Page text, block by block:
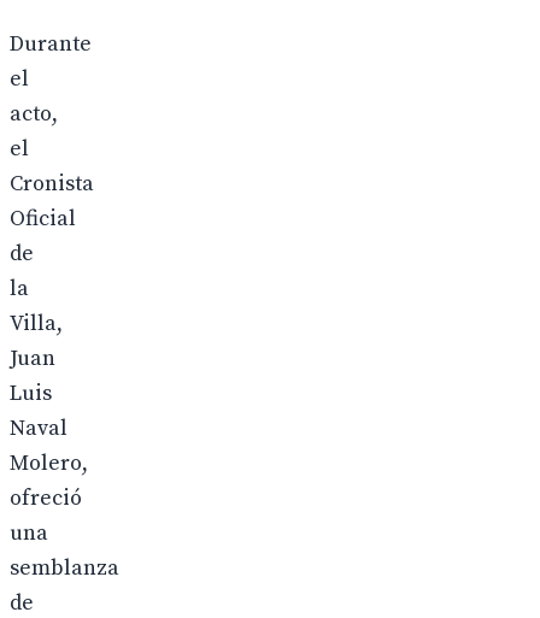
Durante
el
acto,
el
Cronista
Oficial
de
la
Villa,
Juan
Luis
Naval
Molero,
ofreció
una
semblanza
de